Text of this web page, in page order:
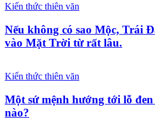
Kiến thức thiên văn
Nếu không có sao Mộc, Trái
vào Mặt Trời từ rất lâu.
Kiến thức thiên văn
Một sứ mệnh hướng tới lỗ
nào?